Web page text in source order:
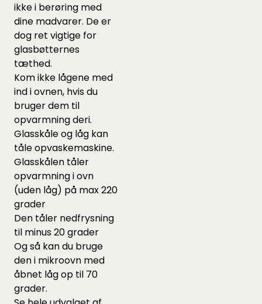
ikke i berøring med
dine madvarer. De er
dog ret vigtige for
glasbøtternes
tæthed.
Kom ikke lågene med
ind i ovnen, hvis du
bruger dem til
opvarmning deri.
Glasskåle og låg kan
tåle opvaskemaskine.
Glasskålen tåler
opvarmning i ovn
(uden låg) på max 220
grader
Den tåler nedfrysning
til minus 20 grader
Og så kan du bruge
den i mikroovn med
åbnet låg op til 70
grader.